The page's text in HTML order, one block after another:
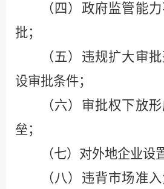
（四）政府监管能
批；
（五）违规扩大审
设审批条件；
（六）审批权下放
垒；
（七）对外地企业设
（八）违背市场准